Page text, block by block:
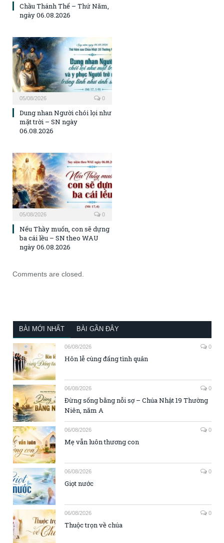
Chầu Thánh Thể – Thứ Năm,
ngày 06.08.2026
05/08/2026 0
Dung nhan Người chói lọi như
mặt trời – SN ngày
06.08.2026
05/08/2026 0
Nếu Thầy muốn, con sẽ dựng
ba cái lều – SN theo WAU
ngày 06.08.2026
Comments are closed.
BÀI MỚI NHẤT BÀI GẦN ĐÂY
06/08/2026 0
Hôn lễ cùng đấng tình quân
06/08/2026 0
Đừng sống bằng nỗi sợ – Chúa Nhật 19 Thường
Niên, năm A
06/08/2026 0
Mẹ vẫn luôn thương con
06/08/2026 0
Giọt nước
06/08/2026 0
Thuộc trọn về chúa